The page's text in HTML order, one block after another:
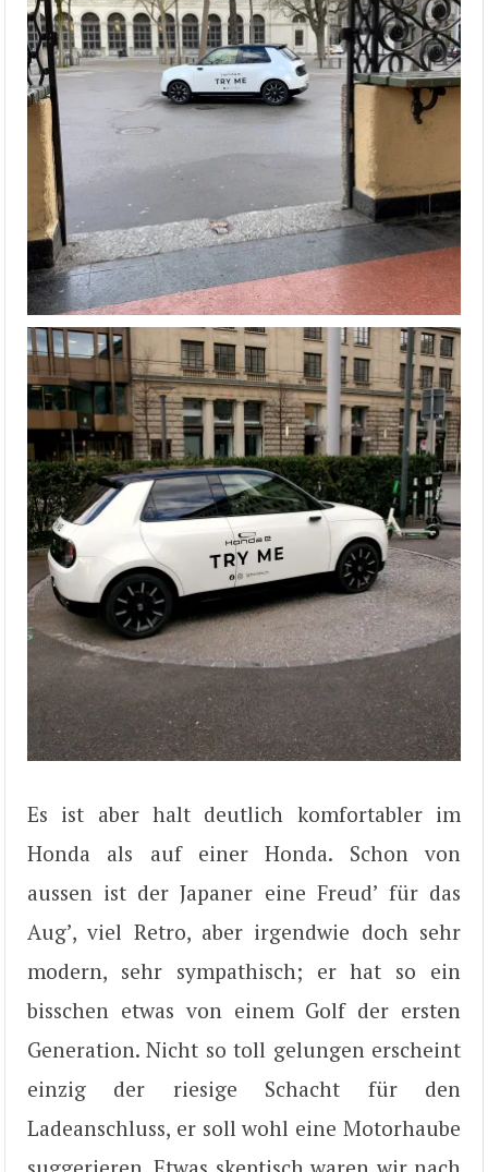
Es ist aber halt deutlich komfortabler im
Honda als auf einer Honda. Schon von
aussen ist der Japaner eine Freud’ für das
Aug’, viel Retro, aber irgendwie doch sehr
modern, sehr sympathisch; er hat so ein
bisschen etwas von einem Golf der ersten
Generation. Nicht so toll gelungen erscheint
einzig der riesige Schacht für den
Ladeanschluss, er soll wohl eine Motorhaube